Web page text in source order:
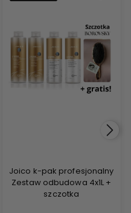
Joico k-pak profesjonalny
Zestaw odbudowa 4x1L +
szczotka